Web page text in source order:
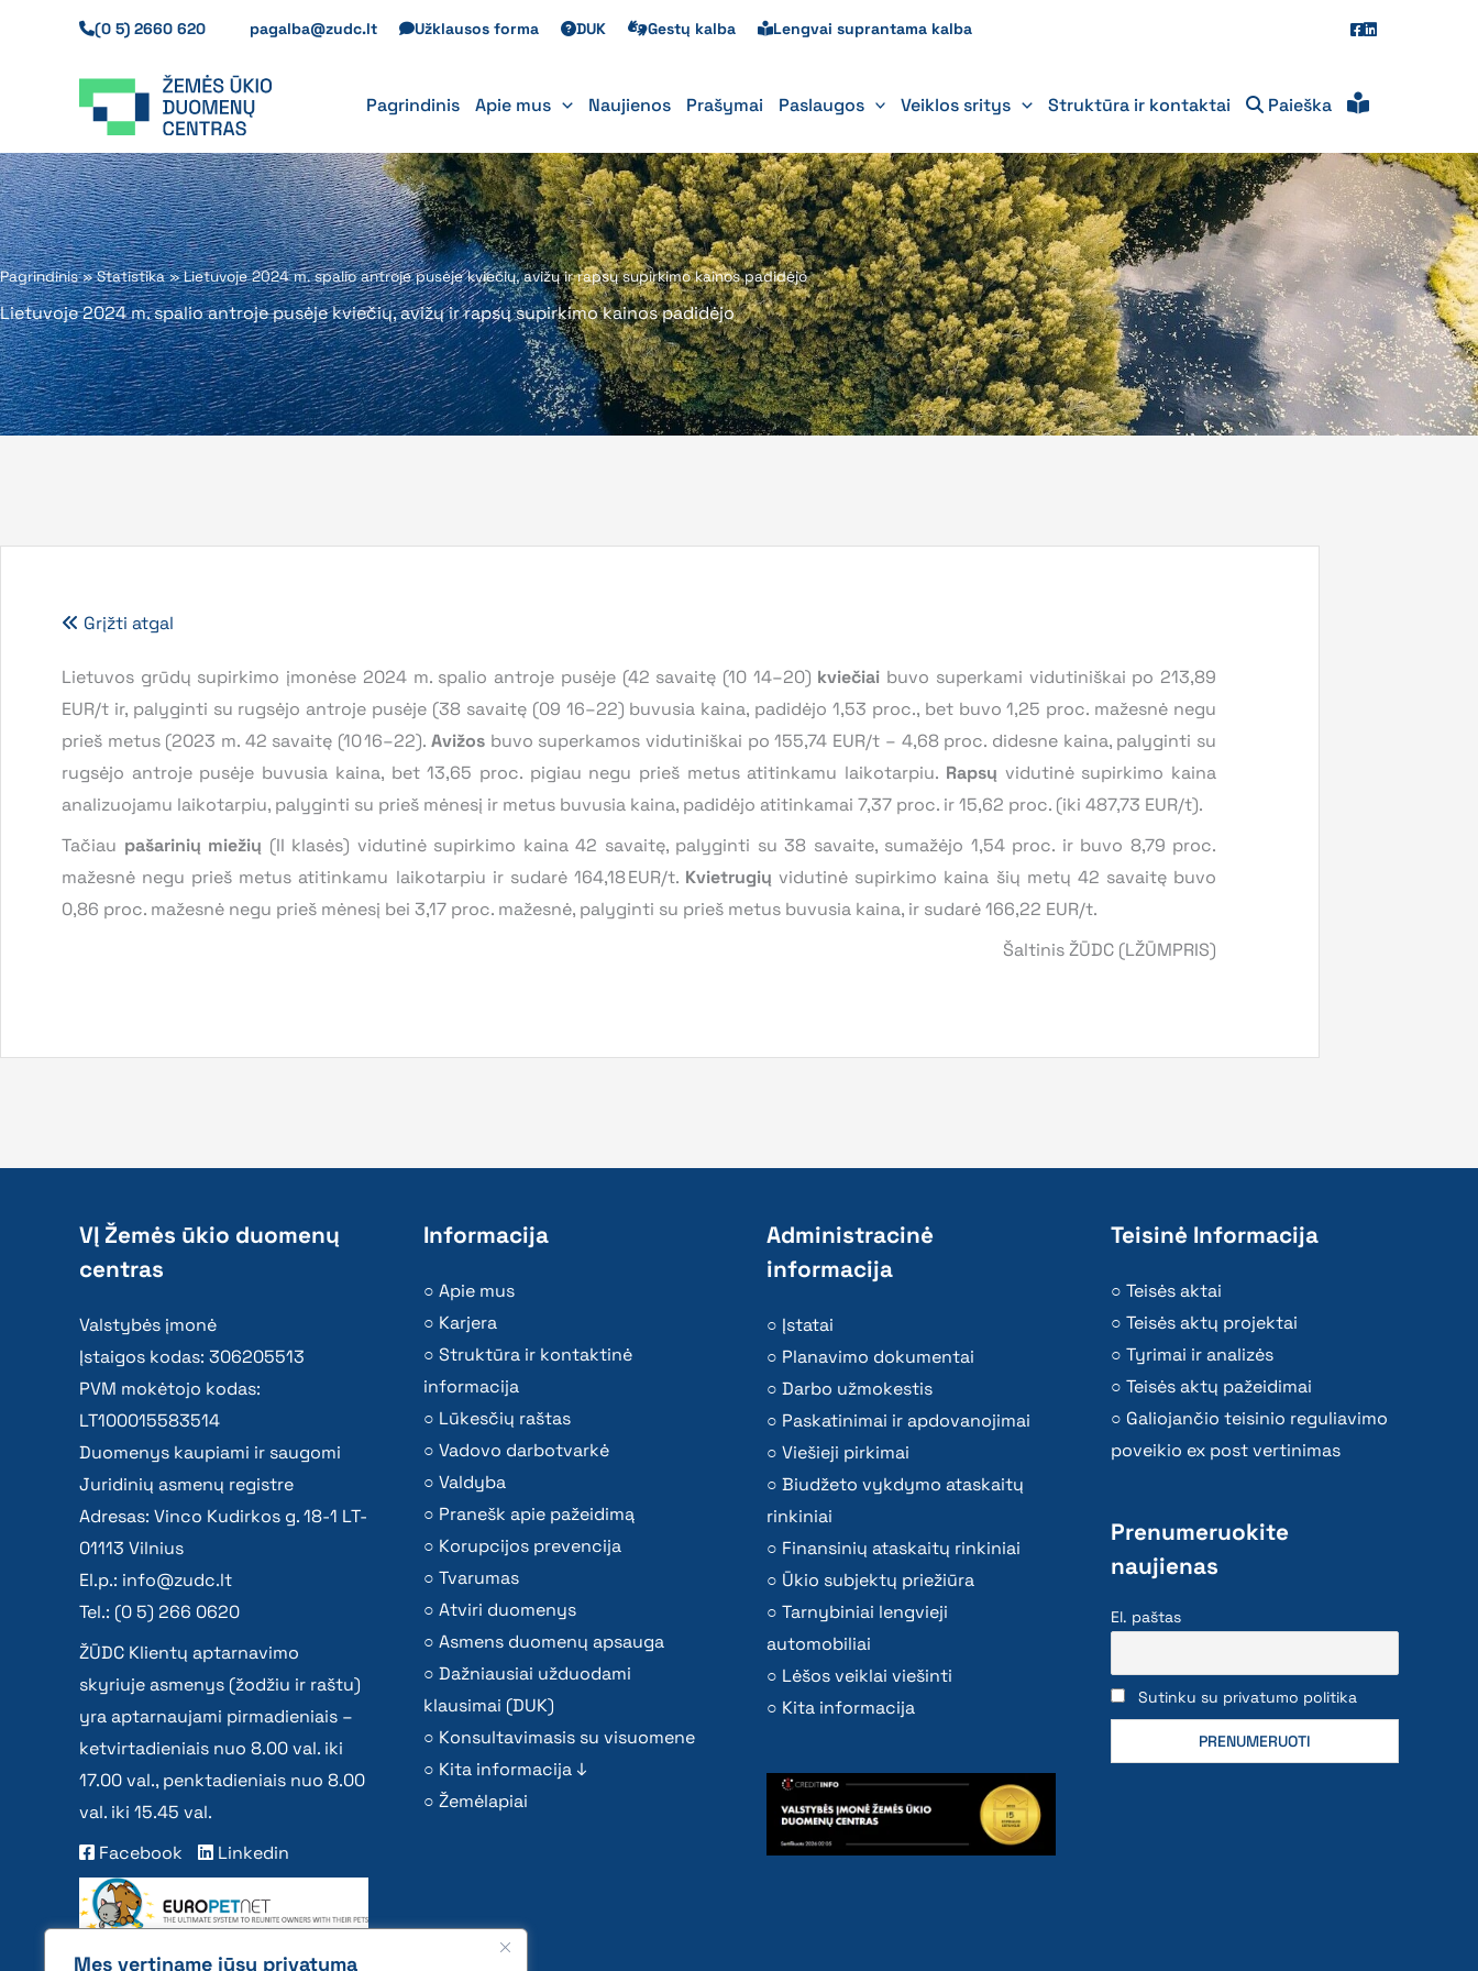
Mes vertiname jūsų privatumą
(0 5) 2660 620 pagalba@zudc.lt Užklausos forma DUK Gestų kalba Lengvai suprantama kalba
Pagrindinis Apie mus Naujienos Prašymai Paslaugos Veiklos sritys Struktūra ir kontaktai Paieška
Pagrindinis»Statistika»Lietuvoje 2024 m. spalio antroje pusėje kviečių, avižų ir rapsų supirkimo kainos padidėjo
Lietuvoje 2024 m. spalio antroje pusėje kviečių, avižų ir rapsų supirkimo kainos padidėjo
Grįžti atgal
Lietuvos grūdų supirkimo įmonėse 2024 m. spalio antroje pusėje (42 savaitę (10 14–20) kviečiai buvo superkami vidutiniškai po 213,89
EUR/t ir, palyginti su rugsėjo antroje pusėje (38 savaitę (09 16–22) buvusia kaina, padidėjo 1,53 proc., bet buvo 1,25 proc. mažesnė negu
prieš metus (2023 m. 42 savaitę (10 16–22). Avižosbuvo superkamos vidutiniškai po 155,74 EUR/t – 4,68 proc. didesne kaina, palyginti su
rugsėjo antroje pusėje buvusia kaina, bet 13,65 proc. pigiau negu prieš metus atitinkamu laikotarpiu. Rapsų vidutinė supirkimo kaina
analizuojamu laikotarpiu, palyginti su prieš mėnesį ir metus buvusia kaina, padidėjo atitinkamai 7,37 proc. ir 15,62 proc. (iki 487,73 EUR/t).
Tačiau pašarinių miežių (II klasės) vidutinė supirkimo kaina 42 savaitę, palyginti su 38 savaite, sumažėjo 1,54 proc. ir buvo 8,79 proc.
mažesnė negu prieš metus atitinkamu laikotarpiu ir sudarė 164,18 EUR/t. Kvietrugių vidutinė supirkimo kaina šių metų 42 savaitę buvo
0,86 proc. mažesnė negu prieš mėnesį bei 3,17 proc. mažesnė, palyginti su prieš metus buvusia kaina, ir sudarė 166,22 EUR/t.
Šaltinis ŽŪDC (LŽŪMPRIS)
VĮ Žemės ūkio duomenų
centras
Valstybės įmonė
Įstaigos kodas: 306205513
PVM mokėtojo kodas:
LT100015583514
Duomenys kaupiami ir saugomi
Juridinių asmenų registre
Adresas: Vinco Kudirkos g. 18-1 LT-
01113 Vilnius
El.p.: info@zudc.lt
Tel.: (0 5) 266 0620
ŽŪDC Klientų aptarnavimo
skyriuje asmenys (žodžiu ir raštu)
yra aptarnaujami pirmadieniais –
ketvirtadieniais nuo 8.00 val. iki
17.00 val., penktadieniais nuo 8.00
val. iki 15.45 val.
Facebook
Linkedin
Informacija
Apie mus
Karjera
Struktūra ir kontaktinė
informacija
Lūkesčių raštas
Vadovo darbotvarkė
Valdyba
Pranešk apie pažeidimą
Korupcijos prevencija
Tvarumas
Atviri duomenys
Asmens duomenų apsauga
Dažniausiai užduodami
klausimai (DUK)
Konsultavimasis su visuomene
Kita informacija ↓
Žemėlapiai
Administracinė
informacija
Įstatai
Planavimo dokumentai
Darbo užmokestis
Paskatinimai ir apdovanojimai
Viešieji pirkimai
Biudžeto vykdymo ataskaitų
rinkiniai
Finansinių ataskaitų rinkiniai
Ūkio subjektų priežiūra
Tarnybiniai lengvieji
automobiliai
Lėšos veiklai viešinti
Kita informacija
Teisinė Informacija
Teisės aktai
Teisės aktų projektai
Tyrimai ir analizės
Teisės aktų pažeidimai
Galiojančio teisinio reguliavimo
poveikio ex post vertinimas
Prenumeruokite
naujienas
El. paštas
Sutinku su privatumo politika